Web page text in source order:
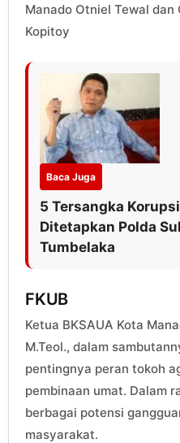
Manado Otniel Tewal
Kopitoy
Baca Juga
5 Tersangka
Ditetapkan Polda
Tumbelaka
FKUB
Ketua BKSAUA Kota
M.Teol., dalam
pentingnya peran tokoh
pembinaan umat. Dalam
berbagai potensi
masyarakat.